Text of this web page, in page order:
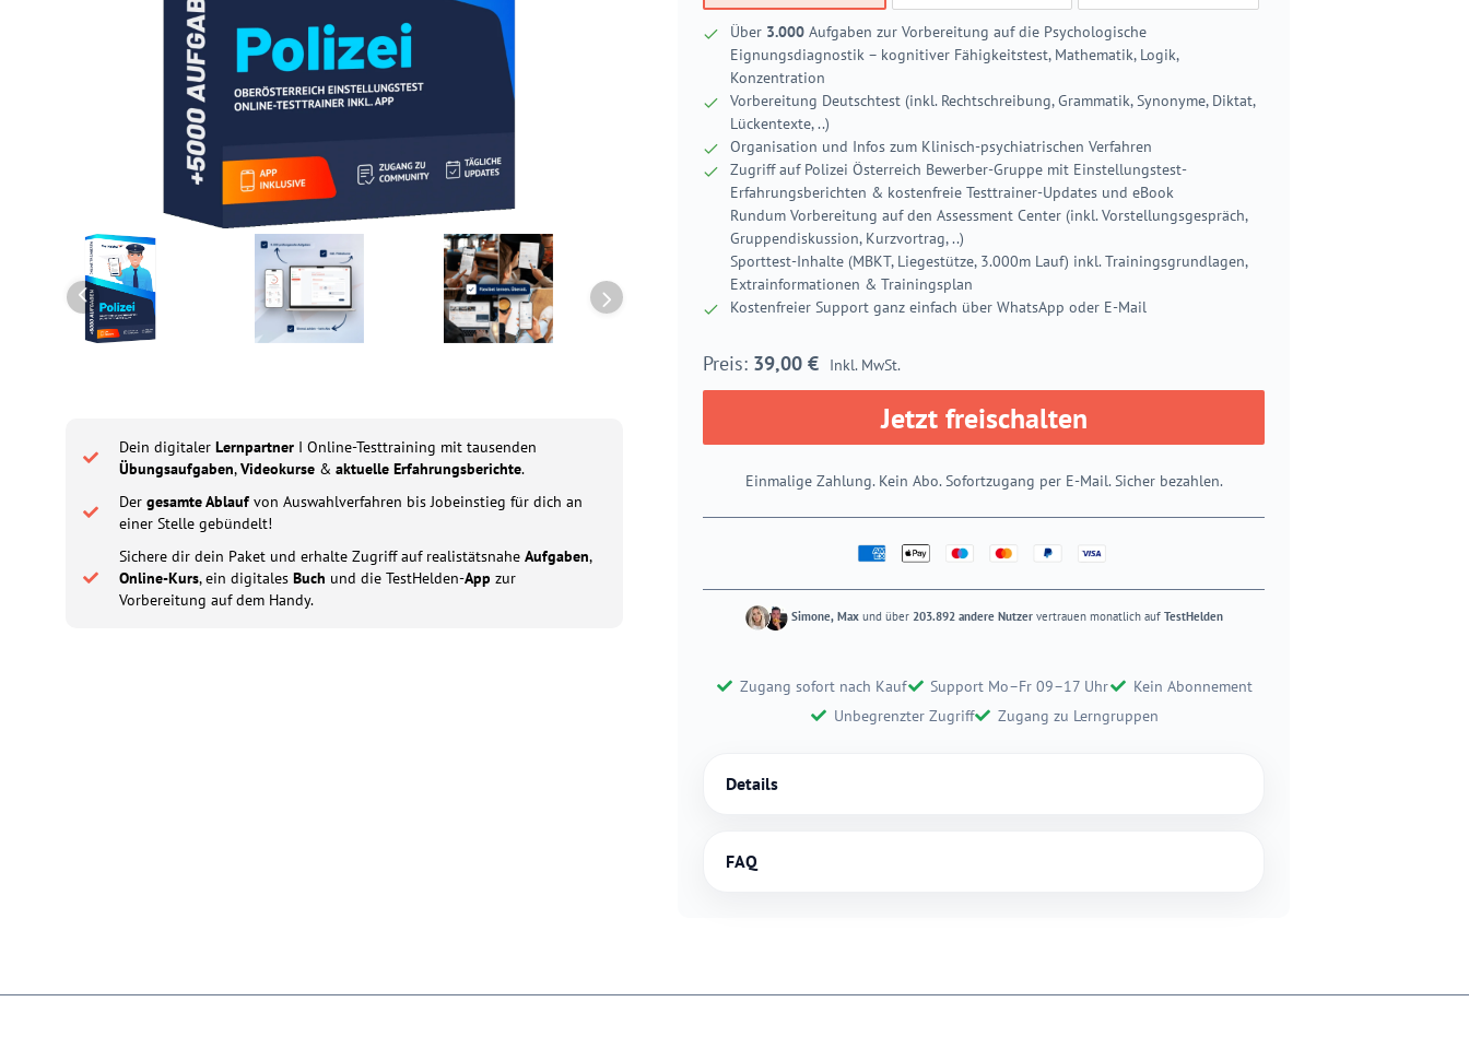
Dein digitaler LernpartnerI Online-Testtraining mit tausenden
Übungsaufgaben,Videokurse& aktuelle Erfahrungsberichte.
Der gesamte Ablaufvon Auswahlverfahren bis Jobeinstieg für dich an
einer Stelle gebündelt!
Sichere dir dein Paket und erhalte Zugriff auf realistätsnahe Aufgaben,
Online-Kurs, ein digitalesBuch und die TestHelden-App zur
Vorbereitung auf dem Handy.
Über 3.000 Aufgaben zur Vorbereitung auf die Psychologische
Eignungsdiagnostik – kognitiver Fähigkeitstest, Mathematik, Logik,
Konzentration
Vorbereitung Deutschtest (inkl. Rechtschreibung, Grammatik, Synonyme, Diktat,
Lückentexte, ..)
Organisation und Infos zum Klinisch-psychiatrischen Verfahren
Zugriff auf Polizei Österreich Bewerber-Gruppe mit Einstellungstest-
Erfahrungsberichten & kostenfreie Testtrainer-Updates und eBook
Rundum Vorbereitung auf den Assessment Center (inkl. Vorstellungsgespräch,
Gruppendiskussion, Kurzvortrag, ..)
Sporttest-Inhalte (MBKT, Liegestütze, 3.000m Lauf) inkl. Trainingsgrundlagen,
Extrainformationen & Trainingsplan
Kostenfreier Support ganz einfach über WhatsApp oder E-Mail
39,00 € Inkl. MwSt.
Jetzt freischalten
Einmalige Zahlung. Kein Abo. Sofortzugang per E-Mail. Sicher bezahlen.
Simone, Max und über 203.892 andere Nutzer vertrauen monatlich auf TestHelden
Zugang sofort nach Kauf Support Mo–Fr 09–17 Uhr
Kein Abonnement
Unbegrenzter Zugriff
Zugang zu Lerngruppen
Details
FAQ